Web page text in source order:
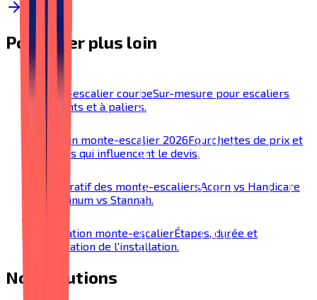
Pour aller plus loin
Monte-escalier courbeSur-mesure pour escaliers
tournants et à paliers.
Prix d'un monte-escalier 2026Fourchettes de prix et
facteurs qui influencent le devis.
Comparatif des monte-escaliersAcorn vs Handicare
vs Platinum vs Stannah.
Installation monte-escalierÉtapes, durée et
préparation de l'installation.
Nos solutions